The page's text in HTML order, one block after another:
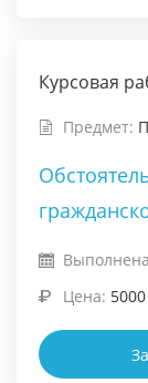
Курсовая
Предмет:
Цена: